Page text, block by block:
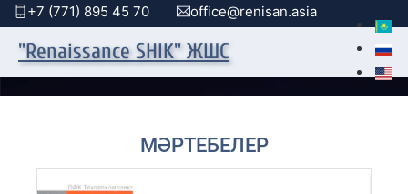
+7 (771) 895 45 70 office@renisan.asia
"Renaissance SHIK" ЖШС
МӘРТЕБЕЛЕР